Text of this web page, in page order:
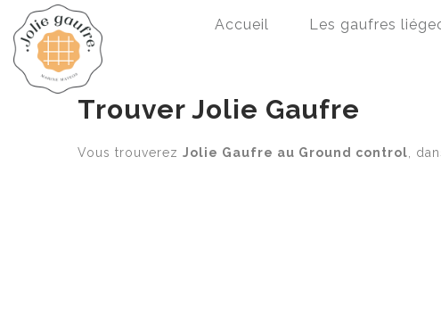
Accueil Les gaufres
Trouver Jolie Gaufre
Vous trouverez Jolie Gaufre au Ground control ,